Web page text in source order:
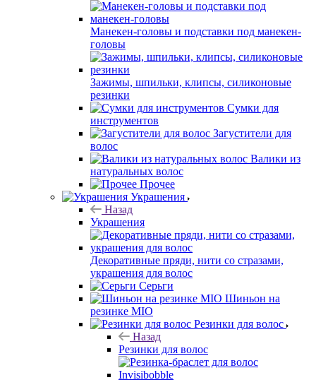
Манекен-головы и подставки под манекен-
головы
Зажимы, шпильки, клипсы, силиконовые
резинки
Сумки для
инструментов
Загустители для
волос
Валики из
натуральных волос
Прочее
Украшения
Назад
Украшения
Декоративные пряди, нити со стразами,
украшения для волос
Серьги
Шиньон на
резинке MIO
Резинки для волос
Назад
Резинки для волос